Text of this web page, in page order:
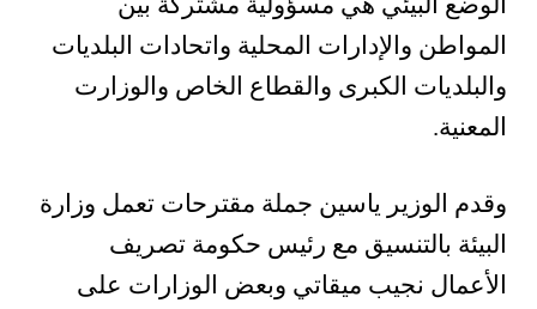
المواطن والإدارات المحلية واتحادات البلديات
والبلديات الكبرى والقطاع الخاص والوزارت
المعنية.
وقدم الوزير ياسين جملة مقترحات تعمل وزارة
البيئة بالتنسيق مع رئيس حكومة تصريف
الأعمال نجيب ميقاتي وبعض الوزارات على